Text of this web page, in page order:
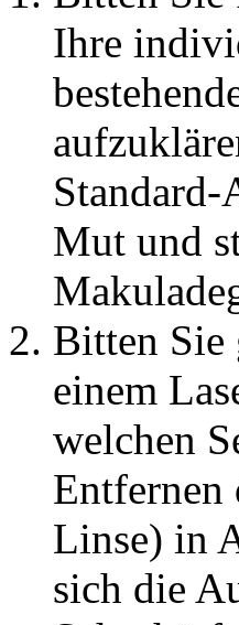
Ihre
Mut und
Bitten Sie
einem
welchen
Entfernen
Linse) in
sich die